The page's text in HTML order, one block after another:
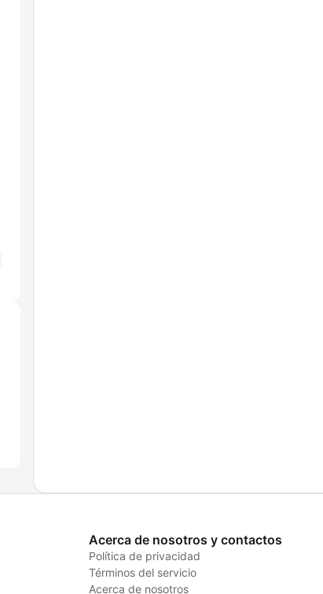
Acerca de nosotros y contactos
Política de privacidad
Términos del servicio
Acerca de nosotros